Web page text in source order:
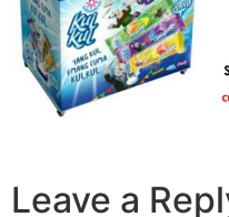
Leave a